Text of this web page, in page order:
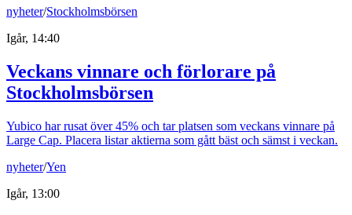
nyheter/Stockholmsbörsen
Igår, 14:40
Veckans vinnare och förlorare på
Stockholmsbörsen
Yubico har rusat över 45% och tar platsen som veckans vinnare på
Large Cap. Placera listar aktierna som gått bäst och sämst i veckan.
nyheter/Yen
Igår, 13:00